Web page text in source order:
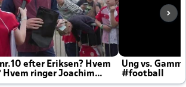
efter Eriksen? Hvem
Hvem ringer Joachim
Ung vs.
#football